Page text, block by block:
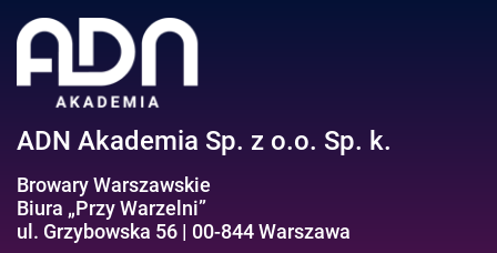
Efektywność osobista//Wellbeing
ADN Akademia Sp. z o.o. Sp. k.
Browary Warszawskie
Biura „Przy Warzelni”
ul. Grzybowska 56 | 00-844 Warszawa